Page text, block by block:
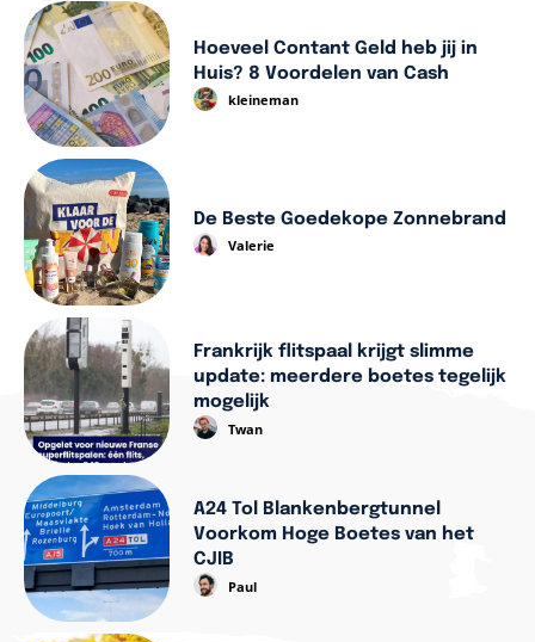
Hoeveel Contant Geld heb jij in
Huis? 8 Voordelen van Cash
kleineman
De Beste Goedekope Zonnebrand
Valerie
Frankrijk flitspaal krijgt slimme
update: meerdere boetes tegelijk
mogelijk
Twan
A24 Tol Blankenbergtunnel
Voorkom Hoge Boetes van het
CJIB
Paul